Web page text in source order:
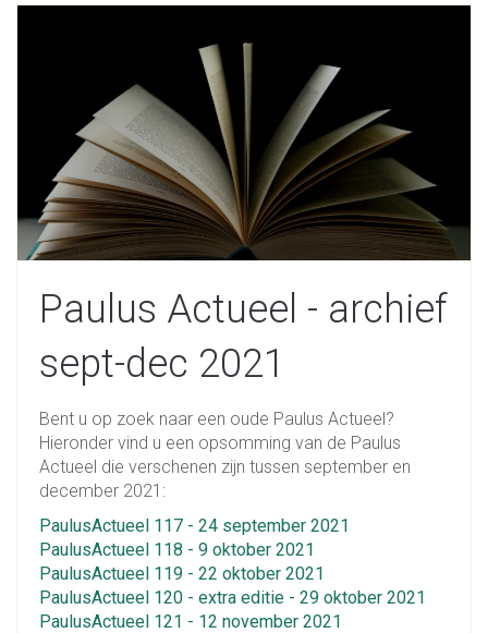
Paulus Actueel - archief
sept-dec 2021
Bent u op zoek naar een oude Paulus Actueel?
Hieronder vind u een opsomming van de Paulus
Actueel die verschenen zijn tussen september en
december 2021:
PaulusActueel 117 - 24 september 2021
PaulusActueel 118 - 9 oktober 2021
PaulusActueel 119 - 22 oktober 2021
PaulusActueel 120 - extra editie - 29 oktober 2021
PaulusActueel 121 - 12 november 2021